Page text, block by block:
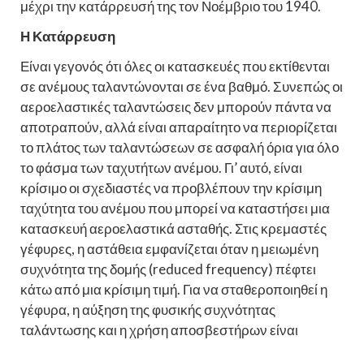
μέχρι την κατάρρευσή της τον Νοέμβριο του 1940.
Η Κατάρρευση
Είναι γεγονός ότι όλες οι κατασκευές που εκτίθενται
σε ανέμους ταλαντώνονται σε ένα βαθμό. Συνεπώς οι
αεροελαστικές ταλαντώσεις δεν μπορούν πάντα να
αποτραπούν, αλλά είναι απαραίτητο να περιορίζεται
το πλάτος των ταλαντώσεων σε ασφαλή όρια για όλο
το φάσμα των ταχυτήτων ανέμου. Γι’ αυτό, είναι
κρίσιμο οι σχεδιαστές να προβλέπουν την κρίσιμη
ταχύτητα του ανέμου που μπορεί να καταστήσει μια
κατασκευή αεροελαστικά ασταθής. Στις κρεμαστές
γέφυρες, η αστάθεια εμφανίζεται όταν η μειωμένη
συχνότητα της δομής (reduced frequency) πέφτει
κάτω από μια κρίσιμη τιμή. Για να σταθεροποιηθεί η
γέφυρα, η αύξηση της φυσικής συχνότητας
ταλάντωσης και η χρήση αποσβεστήρων είναι